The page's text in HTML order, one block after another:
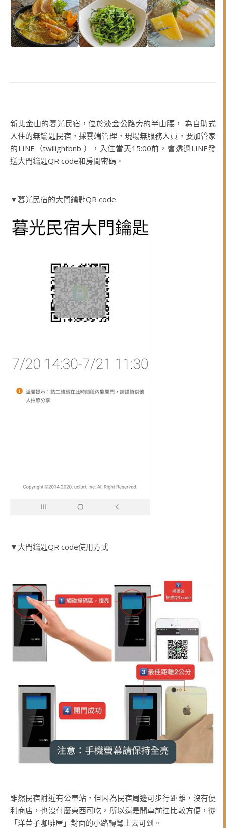
新北金山的暮光民宿，位於淡金公路旁的半山腰， 為自助式
入住的無鑰匙民宿，採雲端管理，現場無服務人員，要加管家
的LINE（twilightbnb ），入住當天15:00前，會透過LINE發
送大門鑰匙QR code和房間密碼。
▼暮光民宿的大門鑰匙QR code
▼大門鑰匙QR code使用方式
雖然民宿附近有公車站，但因為民宿周邊可步行距離，沒有便
利商店，也沒什麼東西可吃，所以還是開車前往比較方便，從
「洋荳子咖啡屋」對面的小路轉彎上去可到。